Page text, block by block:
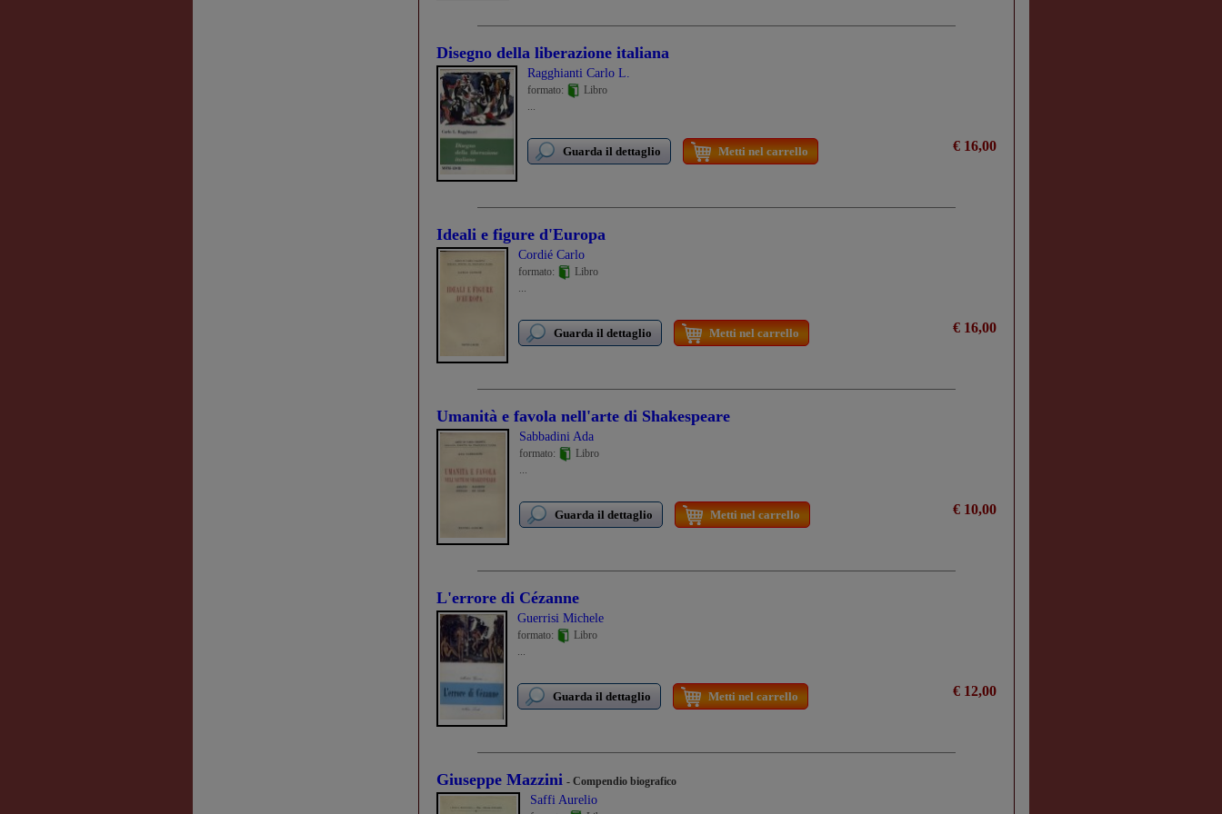
Disegno della liberazione italiana
Ragghianti Carlo L.
formato:
Libro
...
€ 16,00
Guarda il dettaglio Metti nel carrello
Ideali e figure d'Europa
Cordié Carlo
formato:
Libro
...
€ 16,00
Guarda il dettaglio Metti nel carrello
Umanità e favola nell'arte di Shakespeare
Sabbadini Ada
formato:
Libro
...
€ 10,00
Guarda il dettaglio Metti nel carrello
L'errore di Cézanne
Guerrisi Michele
formato:
Libro
...
€ 12,00
Guarda il dettaglio Metti nel carrello
Giuseppe Mazzini - Compendio biografico
Saffi Aurelio